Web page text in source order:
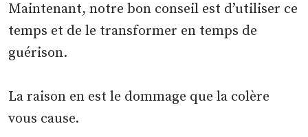
Maintenant, notre bon conseil est d’utiliser ce
temps et de le transformer en temps de
guérison.
La raison en est le dommage que la colère
vous cause.